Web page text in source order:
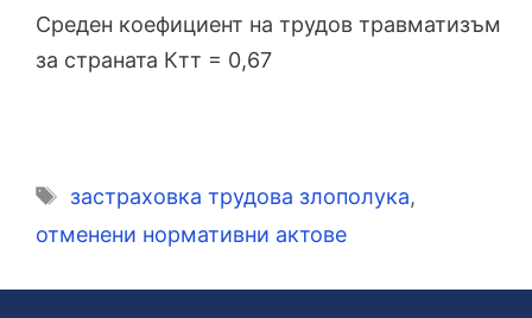
Среден коефициент на трудов травматизъм
за страната Ктт = 0,67
Етикети
застраховка трудова злополука,
отменени нормативни актове